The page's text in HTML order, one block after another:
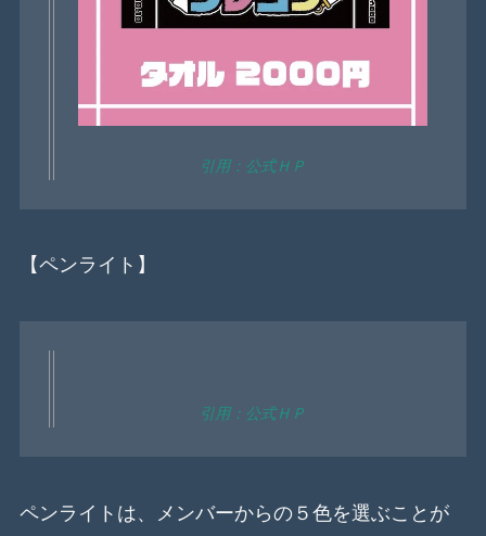
引用：公式ＨＰ
【ペンライト】
引用：公式ＨＰ
ペンライトは、メンバーからの５色を選ぶことが